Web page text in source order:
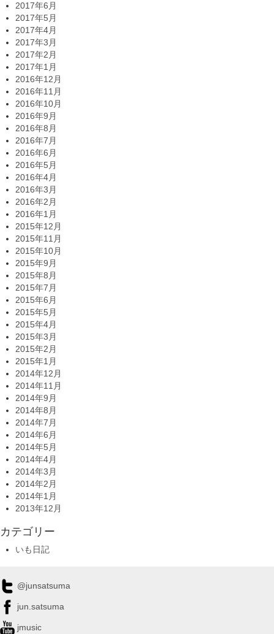
2017年6月
2017年5月
2017年4月
2017年3月
2017年2月
2017年1月
2016年12月
2016年11月
2016年10月
2016年9月
2016年8月
2016年7月
2016年6月
2016年5月
2016年4月
2016年3月
2016年2月
2016年1月
2015年12月
2015年11月
2015年10月
2015年9月
2015年8月
2015年7月
2015年6月
2015年5月
2015年4月
2015年3月
2015年2月
2015年1月
2014年12月
2014年11月
2014年9月
2014年8月
2014年7月
2014年6月
2014年5月
2014年4月
2014年3月
2014年2月
2014年1月
2013年12月
カテゴリー
いも日記
@junsatsuma
jun.satsuma
jmusic